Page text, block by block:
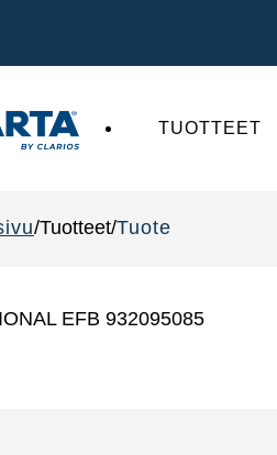
TUOTTEET
Tuotteet Tuote
EFB 932095085